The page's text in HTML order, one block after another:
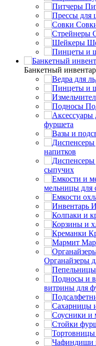
Банкетный
фуршета
напитков
сыпучих
мельницы для
Органайзеры
витрины для